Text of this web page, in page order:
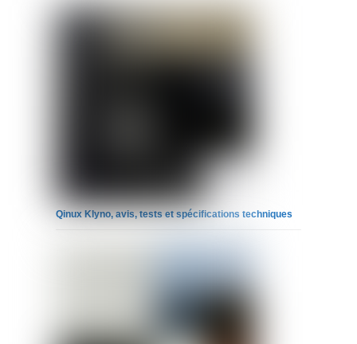
Qinux Klyno, avis, tests et spécifications techniques